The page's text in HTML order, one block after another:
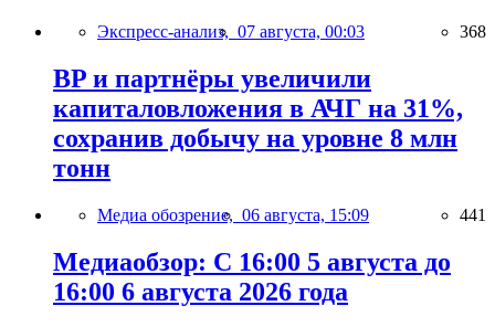
Экспресс-анализ, 07 августа, 00:03 368
BP и партнёры увеличили
капиталовложения в АЧГ на 31%,
сохранив добычу на уровне 8 млн
тонн
Медиа обозрение, 06 августа, 15:09 441
Медиаобзор: С 16:00 5 августа до
16:00 6 августа 2026 года